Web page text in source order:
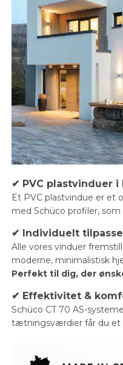
✔ PVC plastvinduer
Et PVC plastvindue er et
med Schüco profiler,
✔ Individuelt
Alle vores vinduer
moderne, minimalistisk
Perfekt til dig, der
✔ Effektivitet &
Schüco CT 70 AS-
tætningsværdier får du et